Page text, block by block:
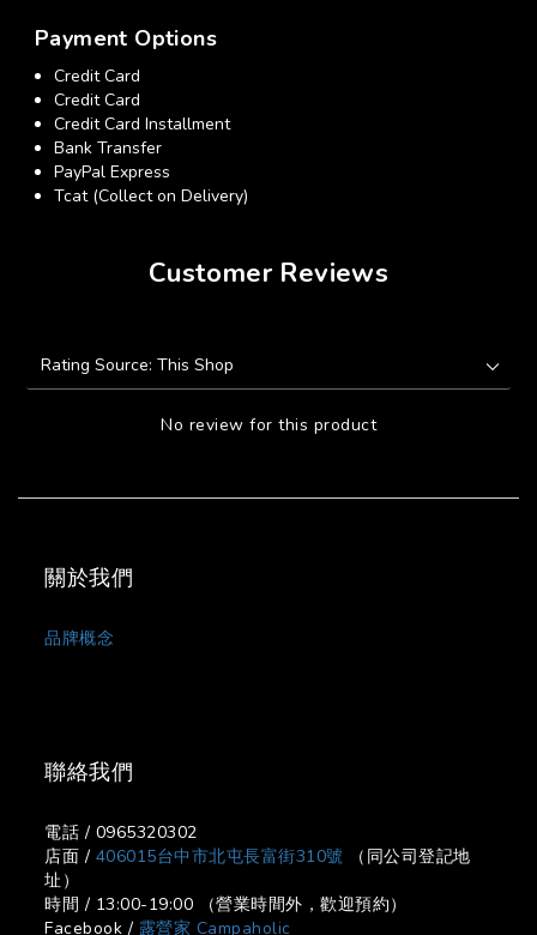
Payment Options
Credit Card
Credit Card
Credit Card Installment
Bank Transfer
PayPal Express
Tcat (Collect on Delivery)
Customer Reviews
No review for this product
關於我們
品牌概念
聯絡我們
電話 / 0965320302
店面 / 406015台中市北屯長富街310號 （同公司登記地
址）
時間 / 13:00-19:00 （營業時間外，歡迎預約）
Facebook / 露營家 Campaholic